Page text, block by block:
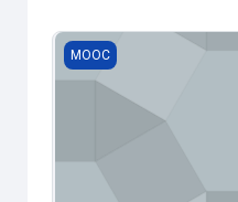
La comunicación
MOOC